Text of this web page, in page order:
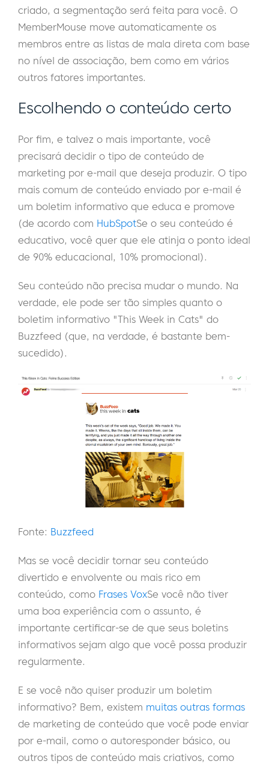
criado, a segmentação será feita para você. O
MemberMouse move automaticamente os
membros entre as listas de mala direta com base
no nível de associação, bem como em vários
outros fatores importantes.
Escolhendo o conteúdo certo
Por fim, e talvez o mais importante, você
precisará decidir o tipo de conteúdo de
marketing por e-mail que deseja produzir. O tipo
mais comum de conteúdo enviado por e-mail é
um boletim informativo que educa e promove
(de acordo com HubSpotSe o seu conteúdo é
educativo, você quer que ele atinja o ponto ideal
de 90% educacional, 10% promocional).
Seu conteúdo não precisa mudar o mundo. Na
verdade, ele pode ser tão simples quanto o
boletim informativo "This Week in Cats" do
Buzzfeed (que, na verdade, é bastante bem-
sucedido).
Fonte: Buzzfeed
Mas se você decidir tornar seu conteúdo
divertido e envolvente ou mais rico em
conteúdo, como Frases VoxSe você não tiver
uma boa experiência com o assunto, é
importante certificar-se de que seus boletins
informativos sejam algo que você possa produzir
regularmente.
E se você não quiser produzir um boletim
informativo? Bem, existem muitas outras formas
de marketing de conteúdo que você pode enviar
por e-mail, como o autoresponder básico, ou
outros tipos de conteúdo mais criativos, como